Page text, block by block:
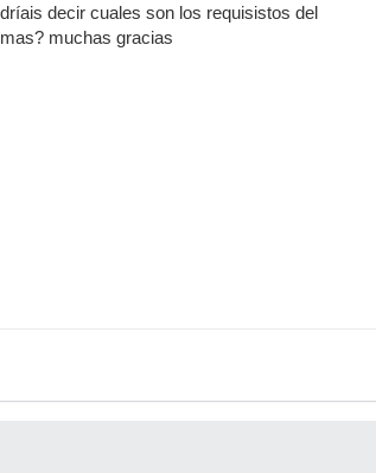
decir cuales son los requisistos del
muchas gracias